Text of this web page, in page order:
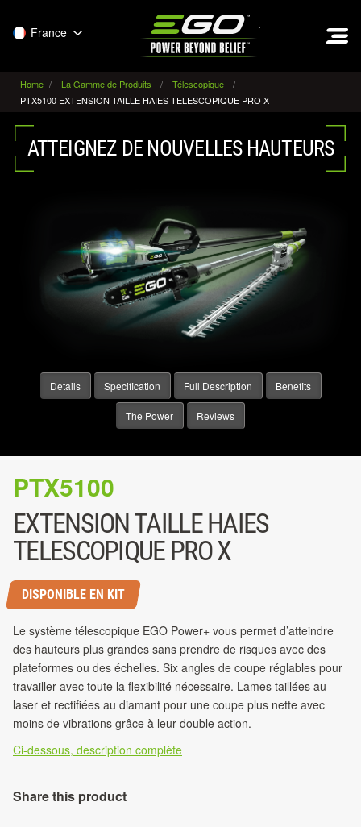
France
Home La Gamme de Produits
Télescopique
PTX5100 EXTENSION TAILLE HAIES TELESCOPIQUE PRO X
ATTEIGNEZ DE NOUVELLES HAUTEURS
Details Specification Full Description Benefits
The Power Reviews
PTX5100
EXTENSION TAILLE HAIES
TELESCOPIQUE PRO X
DISPONIBLE EN KIT
Le système télescopique EGO Power+ vous permet d’atteindre
des hauteurs plus grandes sans prendre de risques avec des
plateformes ou des échelles. Six angles de coupe réglables pour
travailler avec toute la flexibilité nécessaire. Lames taillées au
laser et rectifiées au diamant pour une coupe plus nette avec
moins de vibrations grâce à leur double action.
Ci-dessous, description complète
Share this product